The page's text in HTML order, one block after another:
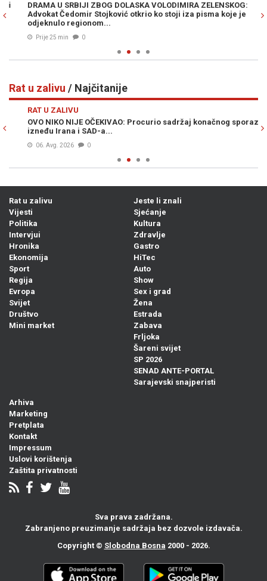
DRAMA U SRBIJI ZBOG DOLASKA VOLODIMIRA ZELENSKOG:
Advokat Čedomir Stojković otkrio ko stoji iza pisma koje je
odjeknulo regionom...
Prije 25 min 0
Rat u zalivu / Najčitanije
RAT U ZALIVU
OVO NIKO NIJE OČEKIVAO: Procurio sadržaj konačnog sporazuma
izneđu Irana i SAD-a...
06. Avg. 2026 0
Rat u zalivu
Vijesti
Politika
Intervjui
Hronika
Ekonomija
Sport
Regija
Evropa
Svijet
Društvo
Mini market
Jeste li znali
Sjećanje
Kultura
Zdravlje
Gastro
HiTec
Auto
Show
Sex i grad
Žena
Estrada
Zabava
Frljoka
Šareni svijet
SP 2026
SENAD ANTE-PORTAL
Sarajevski snajperisti
Arhiva
Marketing
Pretplata
Kontakt
Impressum
Uslovi korištenja
Zaštita privatnosti
Sva prava zadržana.
Zabranjeno preuzimanje sadržaja bez dozvole izdavača.
Copyright © Slobodna Bosna 2000 - 2026.